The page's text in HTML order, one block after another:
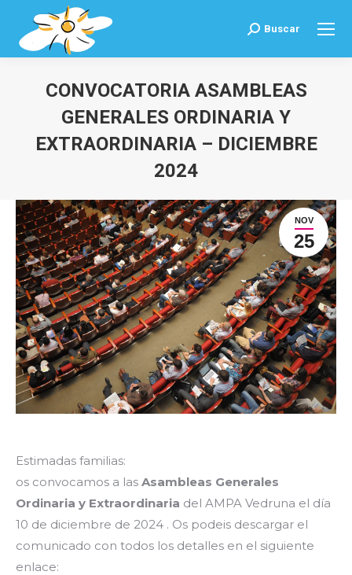
Buscar:
Buscar
CONVOCATORIA ASAMBLEAS
GENERALES ORDINARIA Y
EXTRAORDINARIA – DICIEMBRE
2024
NOV
25
Estimadas familias:
os convocamos a las Asambleas Generales
Ordinaria y Extraordinaria del AMPA Vedruna el día
10 de diciembre de 2024 . Os podeis descargar el
comunicado con todos los detalles en el siguiente
enlace: